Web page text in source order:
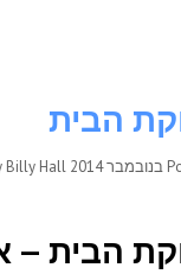
הבית
Billy Hall
הבית –